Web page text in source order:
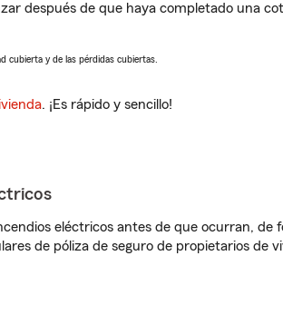
después de que haya completado una
cubierta y de las pérdidas cubiertas.
. ¡Es rápido y sencillo!
eléctricos antes de que ocurran, de
de póliza de seguro de propietarios de